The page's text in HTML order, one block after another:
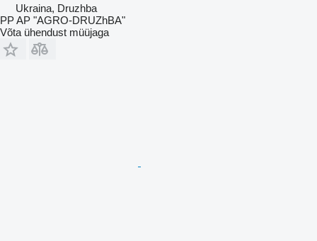
Ukraina, Druzhba
PP AP "AGRO-DRUZhBA"
Võta ühendust müüjaga